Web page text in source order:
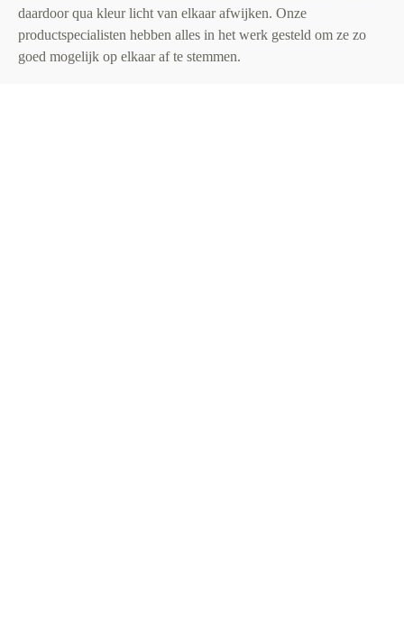
daardoor qua kleur licht van elkaar afwijken. Onze
productspecialisten hebben alles in het werk gesteld om ze zo
goed mogelijk op elkaar af te stemmen.